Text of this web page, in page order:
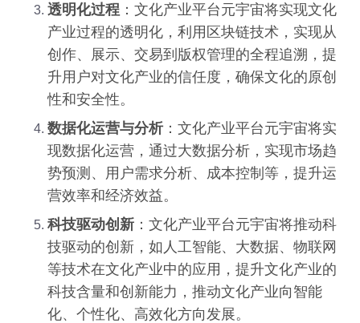
透明化过程 ：文化产业平台元宇宙将实现文化
产业过程的透明化，利用区块链技术，实现从
创作、展示、交易到版权管理的全程追溯，提
升用户对文化产业的信任度，确保文化的原创
性和安全性。
数据化运营与分析：文化产业平台元宇宙将实
现数据化运营，通过大数据分析，实现市场趋
势预测、用户需求分析、成本控制等，提升运
营效率和经济效益。
科技驱动创新 ：文化产业平台元宇宙将推动科
技驱动的创新，如人工智能、大数据、物联网
等技术在文化产业中的应用，提升文化产业的
科技含量和创新能力，推动文化产业向智能
化、个性化、高效化方向发展。